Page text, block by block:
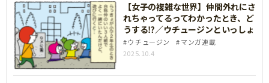
【女子の複雑な世界】仲間外れにさ
れちゃってるってわかったとき、ど
うする⁉／ウチュージンといっしょ
ウチュージン
マンガ連載
2025.10.4